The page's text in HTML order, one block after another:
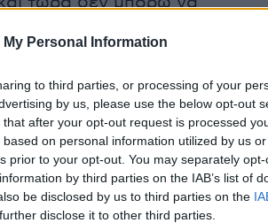
My Personal Information
to third parties, or processing of your
by us, please use the below opt-out
after your opt-out request is processed
on personal information utilized by us
prior to your opt-out. You may separately
by third parties on the IAB’s list of
be disclosed by us to third parties on the
disclose it to other third parties.
στηνΚίνα, αλλά δεν μπορώ
έγκυρο διαβατήριο. Από την
στην Κίνα δεν μπορεί να
αρχές δεν μου επιτρέπουν να
Είμαι εγκλωβισμένος
την πρεσβεία μου είπαν να
αλλά δεν μπορώ να βγάλω